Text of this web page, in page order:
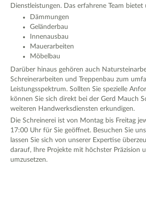
Dienstleistungen. Das erfahrene Team bietet
Dämmungen
Geländerbau
Innenausbau
Mauerarbeiten
Möbelbau
Darüber hinaus gehören auch
Schreinerarbeiten und Treppenbau zum
Leistungsspektrum. Sollten Sie spezielle
können Sie sich direkt bei der Gerd Mauch
weiteren Handwerksdiensten erkundigen.
Die Schreinerei ist von Montag bis Freitag
17:00 Uhr für Sie geöffnet. Besuchen Sie
lassen Sie sich von unserer Expertise
darauf, Ihre Projekte mit höchster Präzision
umzusetzen.